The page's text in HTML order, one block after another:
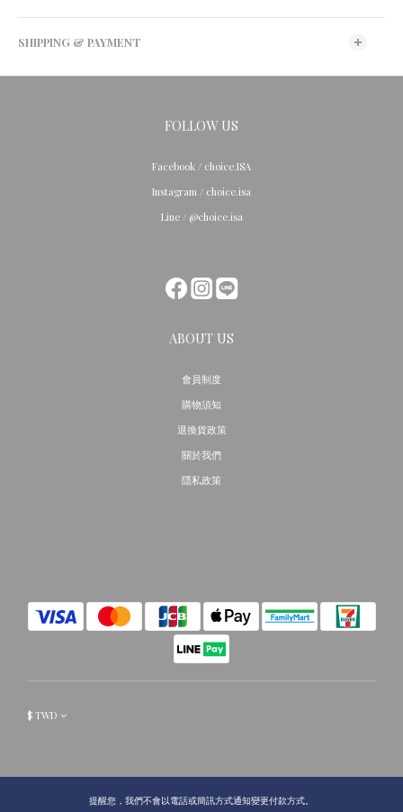
SHIPPING & PAYMENT
FOLLOW US
Facebook / choice.ISA
Instagram / choice.isa
Line / @choice.isa
ABOUT US
會員制度
購物須知
退換貨政策
關於我們
隱私政策
$ TWD
提醒您，我們不會以電話或簡訊方式通知變更付款方式。